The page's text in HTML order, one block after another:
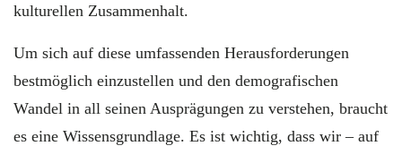
kulturellen Zusammenhalt.
Um sich auf diese umfassenden Herausforderungen
bestmöglich einzustellen und den demografischen
Wandel in all seinen Ausprägungen zu verstehen, braucht
es eine Wissensgrundlage. Es ist wichtig, dass wir – auf